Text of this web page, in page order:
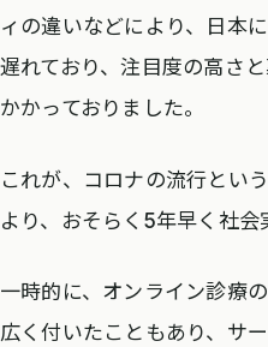
ィの違いなどにより、日本
遅れており、注目度の高さ
かかっておりました。
これが、コロナの流行とい
より、おそらく5年早く社会
一時的に、オンライン診療
広く付いたこともあり、サ